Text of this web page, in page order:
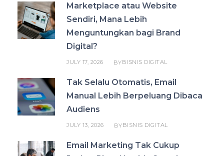
Marketplace atau Website
Sendiri, Mana Lebih
Menguntungkan bagi Brand
Digital?
JULY 17, 2026 BYBISNIS DIGITAL
Tak Selalu Otomatis, Email
Manual Lebih Berpeluang Dibaca
Audiens
JULY 13, 2026 BYBISNIS DIGITAL
Email Marketing Tak Cukup